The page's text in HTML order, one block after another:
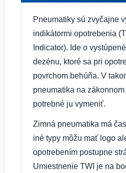
Pneumatiky sú zvyčajne
indikátormi opotrebenia
Indicator). Ide o
dezénu, ktoré sa pri
povrchom behúňa. V
pneumatika na
potrebné ju vymeniť.
Zimná pneumatika má
iné typy môžu mať logo
opotrebením postupne
Umiestnenie TWI je na